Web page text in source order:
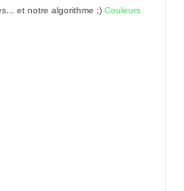
et notre algorithme ;) Couleurs